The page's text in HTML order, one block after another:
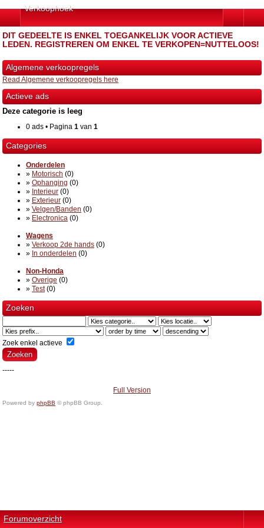
Verkoophoek
DIT GEDEELTE IS ENKEL TOEGANKELIJK VOOR ACTIEVE
LEDEN. REGISTREREN OM ENKEL TE VERKOPEN=NUTTELOOS!
Algemene verkoopregels
Read Algemene verkoopregels here
Actieve ads
Deze categorie is leeg
0 ads • Pagina 1 van 1
Categories
Onderdelen
» Motorisch (0)
» Ophanging (0)
» Interieur (0)
» Exterieur (0)
» Velgen/Banden (0)
» Electronica (0)
Wagens
» Verkoop 2de hands (0)
» In onderdelen (0)
Non-Honda
» Overige (0)
» Test(0)
Zoeken
Zoek enkel actieve
-----
Full Version
Powered by phpBB © phpBB Group.
Forumoverzicht